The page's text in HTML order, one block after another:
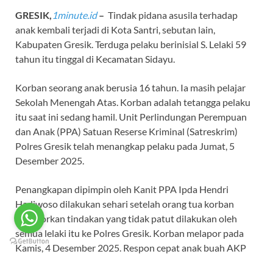
GRESIK, 1minute.id– Tindak pidana asusila terhadap
anak kembali terjadi di Kota Santri, sebutan lain,
Kabupaten Gresik. Terduga pelaku berinisial S. Lelaki 59
tahun itu tinggal di Kecamatan Sidayu.
Korban seorang anak berusia 16 tahun. Ia masih pelajar
Sekolah Menengah Atas. Korban adalah tetangga pelaku
itu saat ini sedang hamil. Unit Perlindungan Perempuan
dan Anak (PPA) Satuan Reserse Kriminal (Satreskrim)
Polres Gresik telah menangkap pelaku pada Jumat, 5
Desember 2025.
Penangkapan dipimpin oleh Kanit PPA Ipda Hendri
Hadiwoso dilakukan sehari setelah orang tua korban
melaporkan tindakan yang tidak patut dilakukan oleh
semua lelaki itu ke Polres Gresik. Korban melapor pada
Kamis, 4 Desember 2025. Respon cepat anak buah AKP